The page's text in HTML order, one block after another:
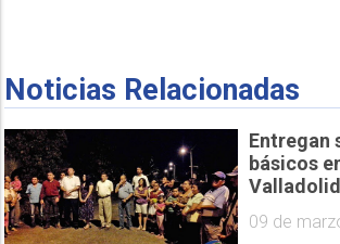
Noticias Relacionadas
Entregan
básicos
Valladolid
09 de